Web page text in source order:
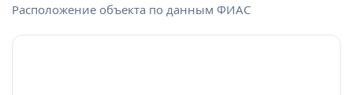
Расположение объекта по данным ФИАС